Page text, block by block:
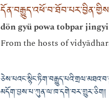
dön gyü powa tobpar
From the hosts of
མདོག་བྱས་པ་ཀུན་ལ་ཁ་དགེ་བར་གྱུར་ཅིག།